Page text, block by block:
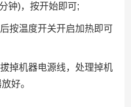
钟)，按开始即可;
按温度开关开启加热即可
掉机器电源线，处理掉机
好。